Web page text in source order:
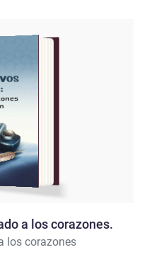
a los corazones.
los corazones